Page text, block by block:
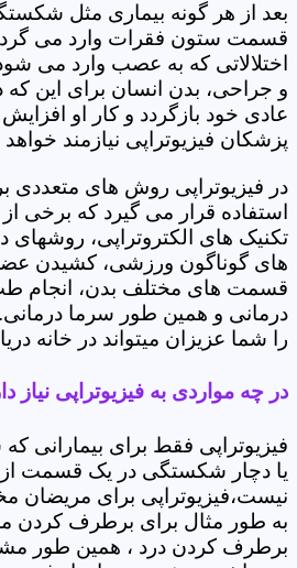
بعد از هر گونه بیماری مثل
قسمت ستون فقرات وارد می
اختلالاتی که به عصب وارد می
و جراحی، بدن انسان برای این که
عادی خود بازگردد و کار او افزایش
پزشکان فیزیوتراپی نیازمند خواهد
در فیزیوتراپی روش های متعددی
استفاده قرار می گیرد که برخی از
تکنیک های الکتروتراپی، روشهای
های گوناگون ورزشی، کشیدن
قسمت های مختلف بدن، انجام
درمانی و همین طور سرما
را شما عزیزان میتواند در خانه
در چه مواردی به فیزیوتراپی نیاز
فیزیوتراپی فقط برای بیمارانی
یا دچار شکستگی در یک قسمت از
نیست،فیزیوتراپی برای مریضان
به طور مثال برای برطرف کردن
برطرف کردن درد ، همین طور